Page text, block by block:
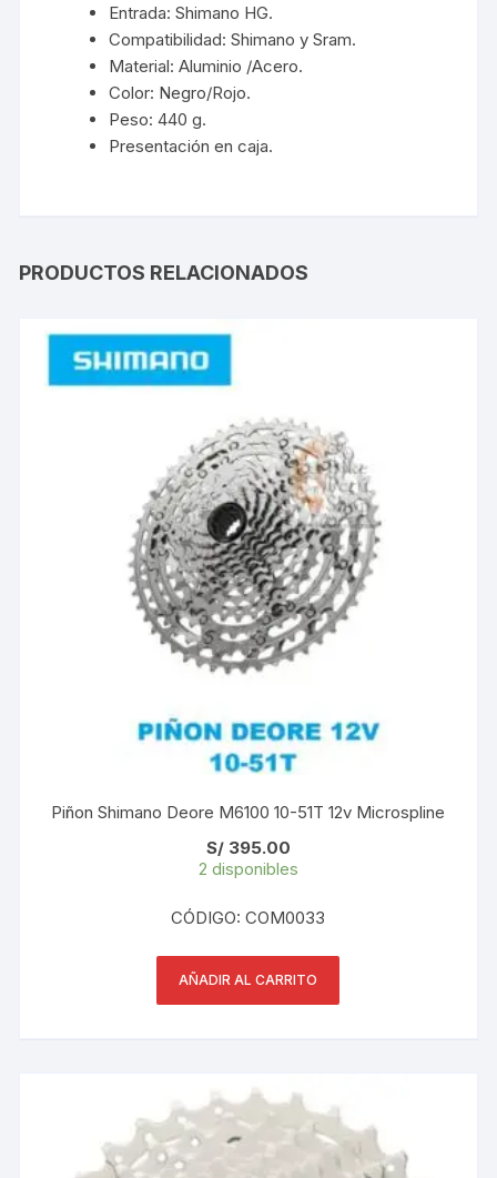
Entrada: Shimano HG.
Compatibilidad: Shimano y Sram.
Material: Aluminio /Acero.
Color: Negro/Rojo.
Peso: 440 g.
Presentación en caja.
PRODUCTOS RELACIONADOS
Piñon Shimano Deore M6100 10-51T 12v Microspline
S/395.00
2 disponibles
CÓDIGO: COM0033
AÑADIR AL CARRITO